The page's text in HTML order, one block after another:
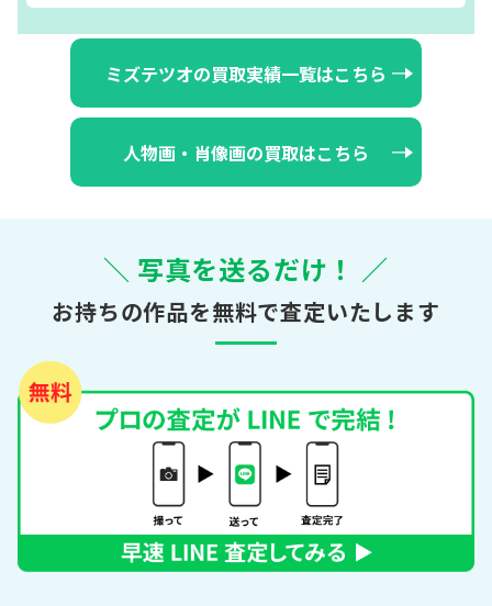
ミズテツオの買取実績一覧はこちら
人物画・肖像画の買取はこちら
＼ 写真を送るだけ！ ／
お持ちの作品を無料で査定いたします